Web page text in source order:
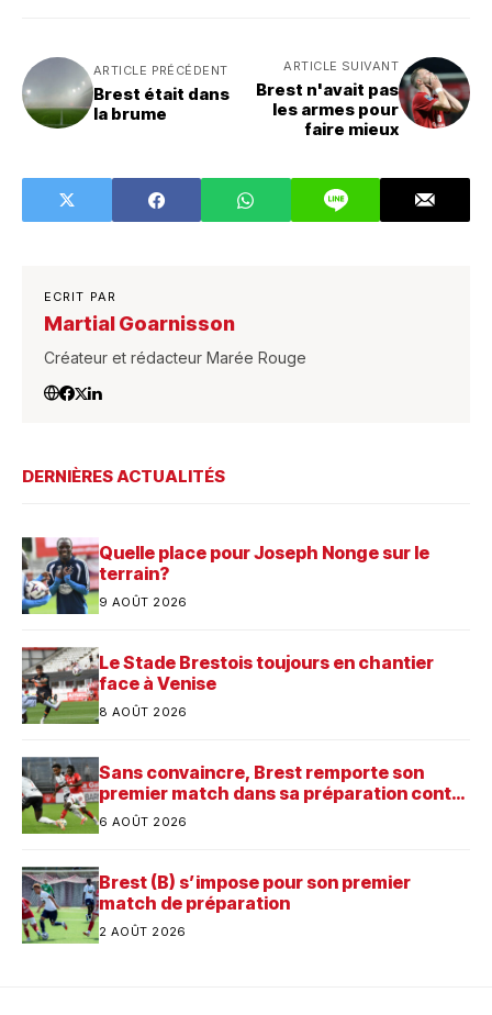
ARTICLE PRÉCÉDENT
Brest était dans
la brume
ARTICLE SUIVANT
Brest n'avait pas
les armes pour
faire mieux
ECRIT PAR
Martial Goarnisson
Créateur et rédacteur Marée Rouge
DERNIÈRES ACTUALITÉS
Quelle place pour Joseph Nonge sur le
terrain?
9 AOÛT 2026
Le Stade Brestois toujours en chantier
face à Venise
8 AOÛT 2026
Sans convaincre, Brest remporte son
premier match dans sa préparation contre
Saint-Brieuc
6 AOÛT 2026
Brest (B) s’impose pour son premier
match de préparation
2 AOÛT 2026